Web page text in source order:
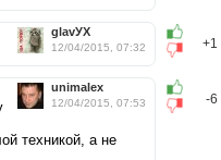
+1
glavУХ
12/04/2015, 07:32
-6
unimalex
12/04/2015, 07:53
техникой, а не